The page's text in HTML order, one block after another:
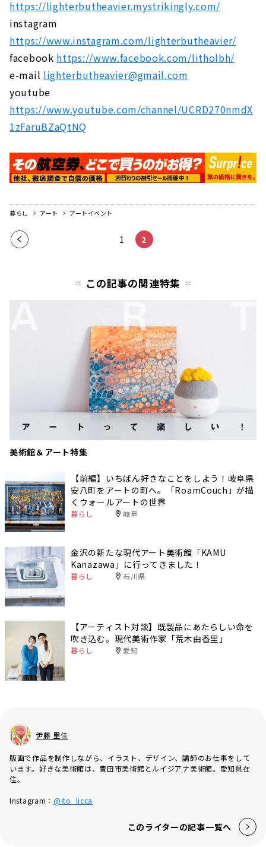
https://lighterbutheavier.mystrikingly.com/
instagram
https://www.instagram.com/lighterbutheavier/
facebook https://www.facebook.com/litholbh/
e-mail lighterbutheavier@gmail.com
youtube
https://www.youtube.com/channel/UCRD270nmdX
1zFaruBZaQtNQ
暮らし アート アートイベント
前の
1 2
この記事の関連特集
美術館＆アート特集
【前編】いちばん好きなことをしよう！岐阜県
安八町をアートの町へ。「RoamCouch」が描
くウォールアートの世界
暮らし 岐阜
金沢の新たな現代アート美術館「KAMU
Kanazawa」に行ってきました！
暮らし 石川県
【アーティスト対談】既製品にあたらしい命を
吹き込む。現代美術作家「荒木由香里」
暮らし 愛知
伊藤 里佳
版画で作品を制作しながら、イラスト、デザイン、講師のお仕事をして
います。好きな美術館は、豊田市美術館とルイジアナ美術館。愛知県在
住。
Instagram： @ito_licca
このライターの記事一覧へ